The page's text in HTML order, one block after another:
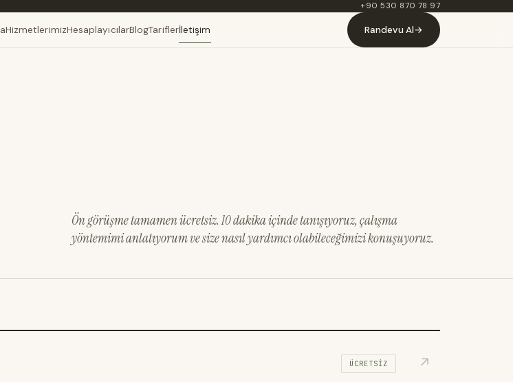
+90 530 870 78 97
HizmetlerimizHesaplayıcılarBlogTariflerİletişim Randevu Al→
Ön görüşme tamamen ücretsiz. 10 dakika içinde tanışıyoruz, çalışma
yöntemimi anlatıyorum ve size nasıl yardımcı olabileceğimizi konuşuyoruz.
ÜCRETSIZ ↗